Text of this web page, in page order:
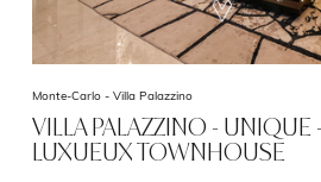
Monte-Carlo - Villa Palazzino
VILLA PALAZZINO - UNIQUE -
LUXUEUX TOWNHOUSE